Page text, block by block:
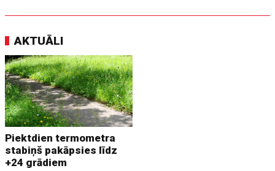
AKTUĀLI
Piektdien termometra
stabiņš pakāpsies līdz
+24 grādiem